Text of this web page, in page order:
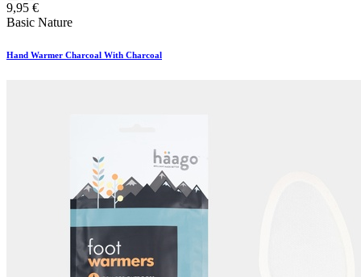
9,95 €
Basic Nature
Hand Warmer Charcoal With Charcoal